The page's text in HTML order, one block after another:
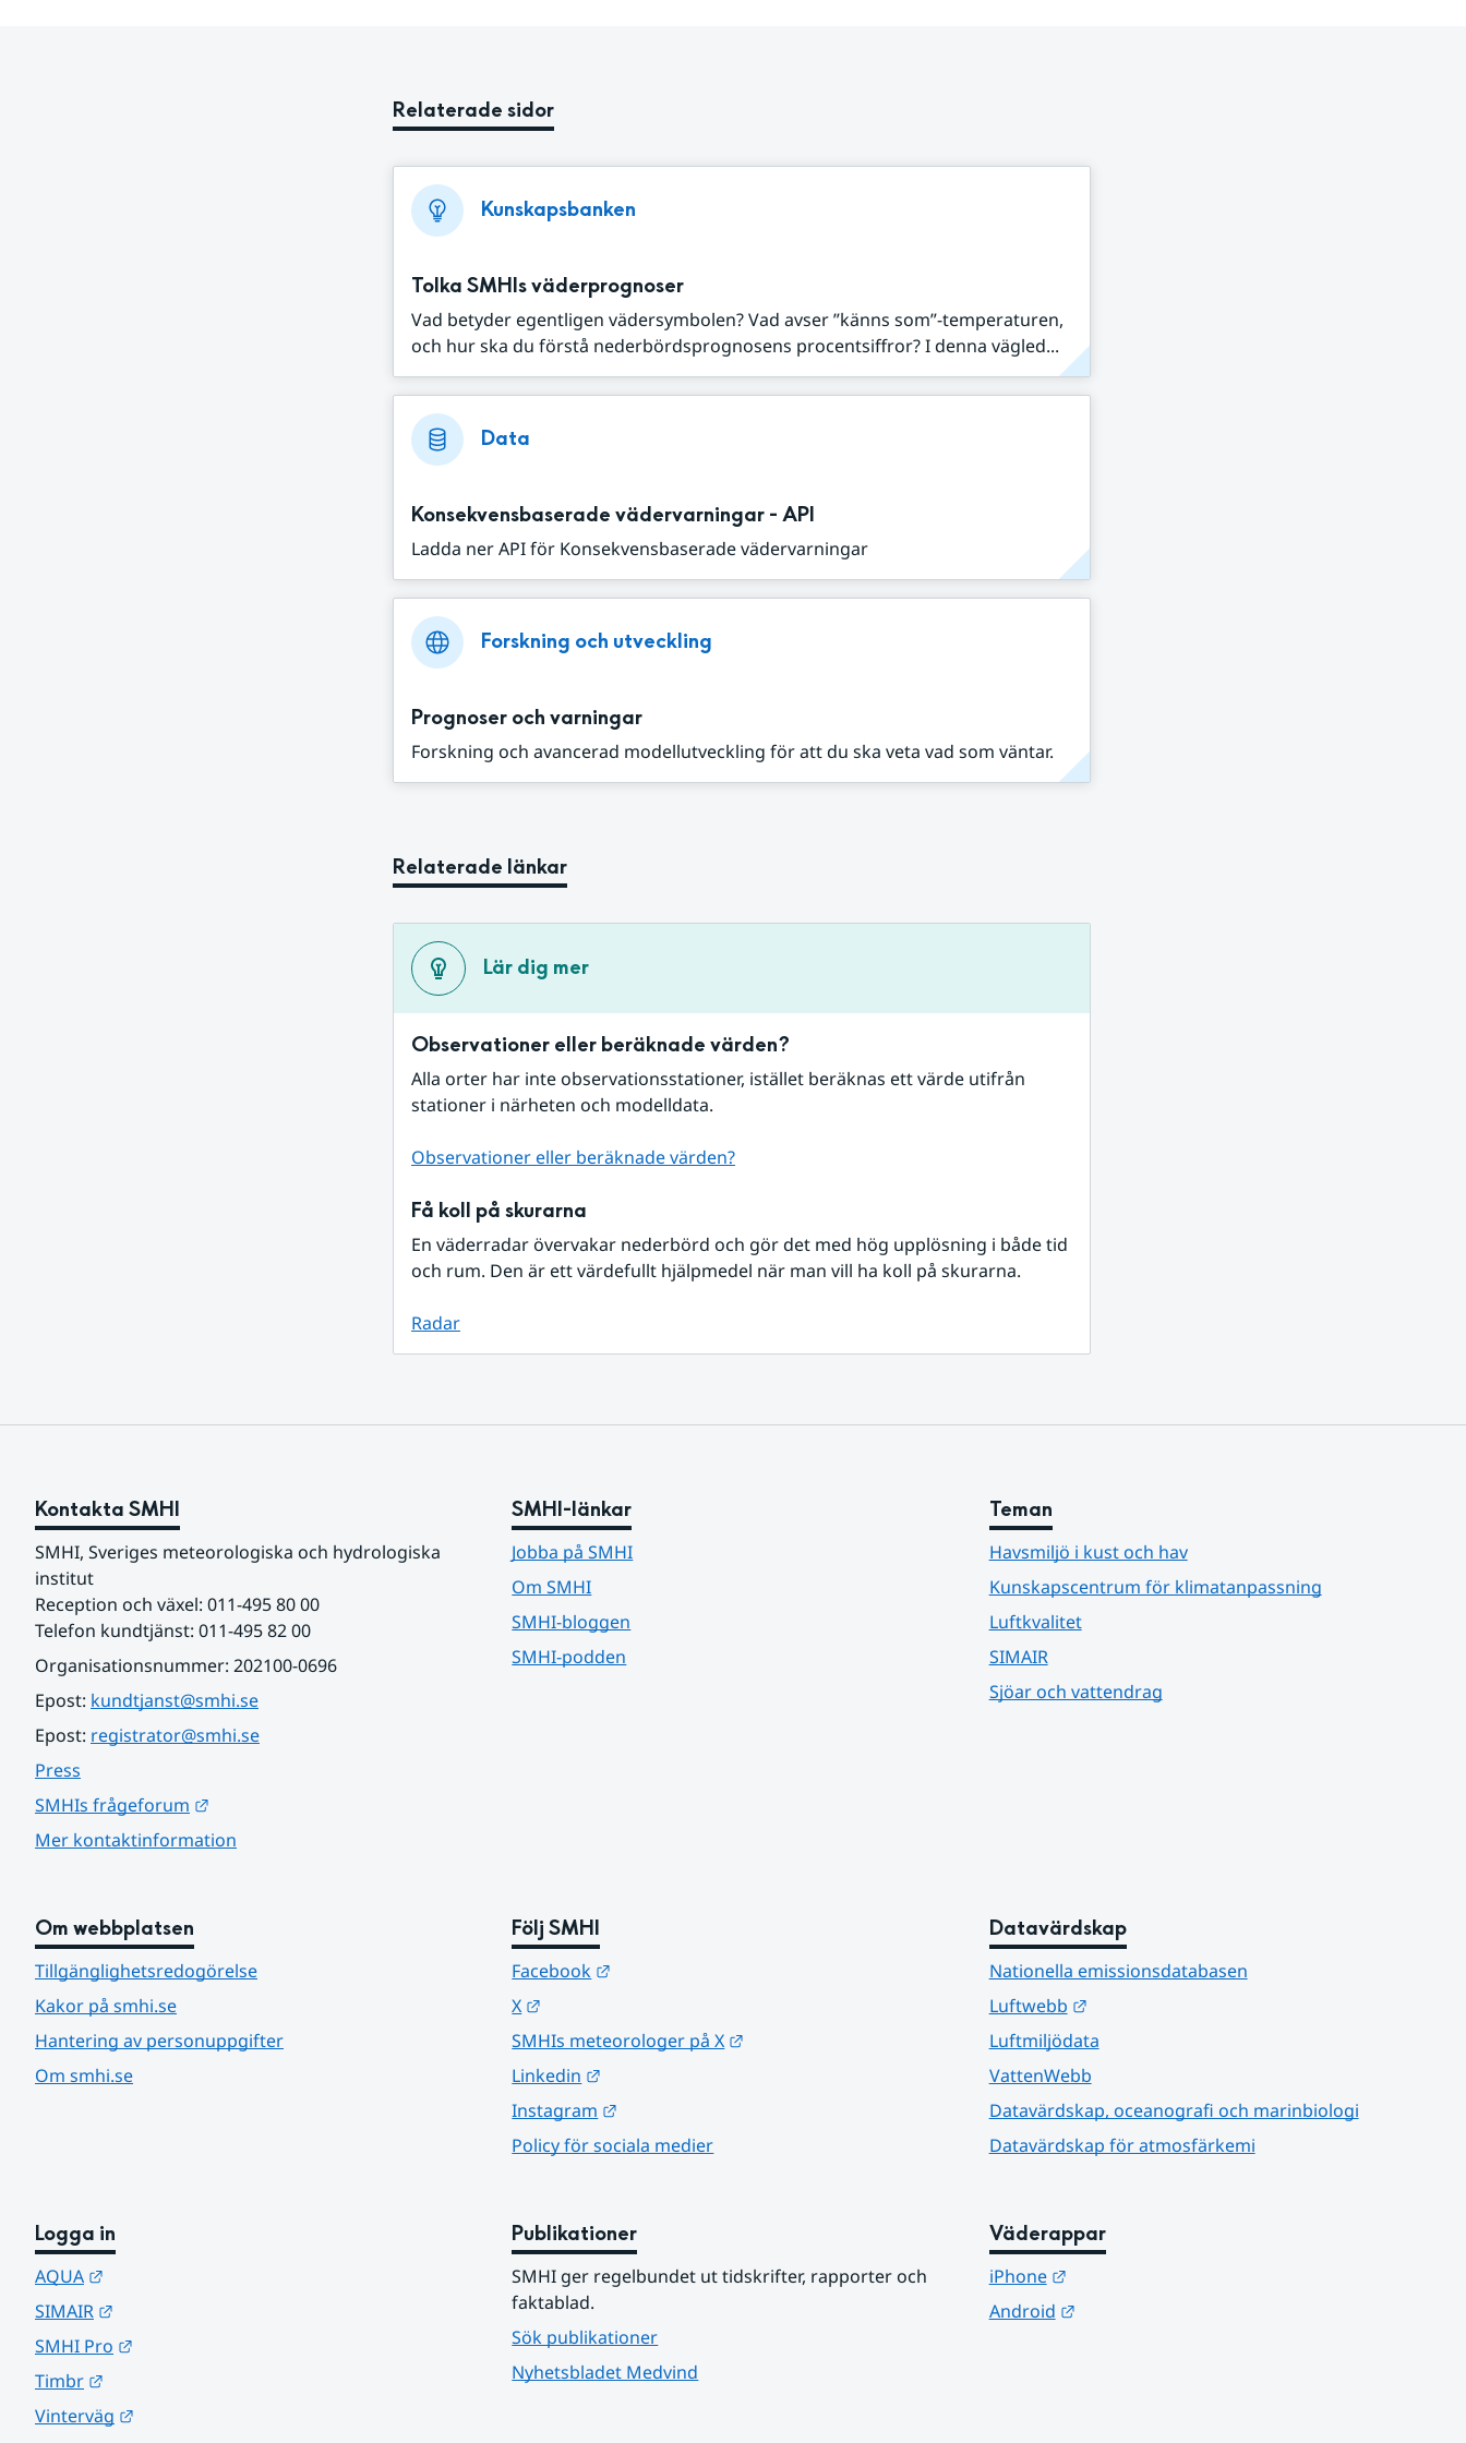
Relaterade sidor
Kunskapsbanken
Tolka SMHIs väderprognoser
Vad betyder egentligen vädersymbolen? Vad avser ”känns som”-temperaturen,
och hur ska du förstå nederbördsprognosens procentsiffror? I denna vägled...
Data
Konsekvensbaserade vädervarningar - API
Ladda ner API för Konsekvensbaserade vädervarningar
Forskning och utveckling
Prognoser och varningar
Forskning och avancerad modellutveckling för att du ska veta vad som väntar.
Relaterade länkar
Lär dig mer
Observationer eller beräknade värden?
Alla orter har inte observationsstationer, istället beräknas ett värde utifrån
stationer i närheten och modelldata.
Observationer eller beräknade värden?
Få koll på skurarna
En väderradar övervakar nederbörd och gör det med hög upplösning i både tid
och rum. Den är ett värdefullt hjälpmedel när man vill ha koll på skurarna.
Radar
Kontakta SMHI
SMHI, Sveriges meteorologiska och hydrologiska
institut
Reception och växel: 011-495 80 00
Telefon kundtjänst: 011-495 82 00
Organisationsnummer: 202100-0696
Epost: kundtjanst@smhi.se
Epost: registrator@smhi.se
Press
SMHIs frågeforum
Mer kontaktinformation
SMHI-länkar
Jobba på SMHI
Om SMHI
SMHI-bloggen
SMHI-podden
Teman
Havsmiljö i kust och hav
Kunskapscentrum för klimatanpassning
Luftkvalitet
SIMAIR
Sjöar och vattendrag
Om webbplatsen
Tillgänglighetsredogörelse
Kakor på smhi.se
Hantering av personuppgifter
Om smhi.se
Följ SMHI
Facebook
X
SMHIs meteorologer på X
Linkedin
Instagram
Policy för sociala medier
Datavärdskap
Nationella emissionsdatabasen
Luftwebb
Länk till annan webbplats.
Luftmiljödata
VattenWebb
Datavärdskap, oceanografi och marinbiologi
Datavärdskap för atmosfärkemi
Logga in
AQUA
SIMAIR
SMHI Pro
Timbr
Vinterväg
Publikationer
SMHI ger regelbundet ut tidskrifter, rapporter och
faktablad.
Sök publikationer
Nyhetsbladet Medvind
Väderappar
iPhone
Länk till annan webbplats.
Android
Länk till annan webbplats.